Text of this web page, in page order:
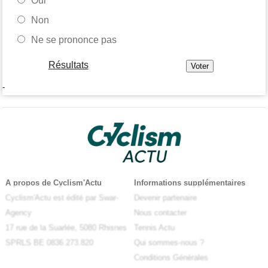
Non
Ne se prononce pas
Résultats
-
A propos de Cyclism'Actu
Cyclism'Actu est édité par Swar-
Agency
17 rue de la Suarlée, 5080 Rhisnes
SPRLS BE 0836.273.820
Informations supplémentaires
Devenir partenaire
Nous contacter
Tennis Actu
Qui sommes-nous ?
Conditions Générales